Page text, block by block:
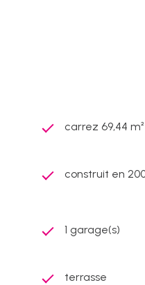
carrez 69,44 m²
construit en
1 garage(s)
terrasse